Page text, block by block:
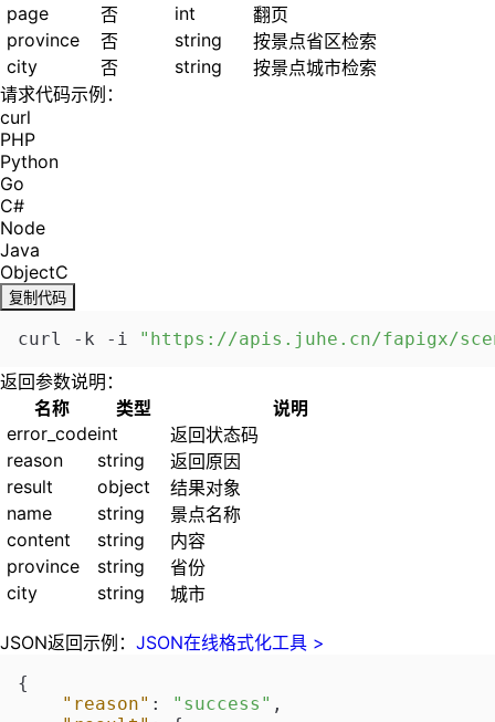
page
否 int
翻页
province
否 string
按景点省区检索
city
否 string
按景点城市检索
请求代码示例：
curl
PHP
Python
Go
C#
Node
Java
ObjectC
复制代码
curl -k -i
返回参数说明：
名称
类型
说明
error_codeint
返回状态码
reason
string
返回原因
result
object
结果对象
name
string
景点名称
content
string
内容
province
string
省份
city
string 城市
JSON返回示例： JSON在线格式化工具 >
{
"reason" : "success" ,